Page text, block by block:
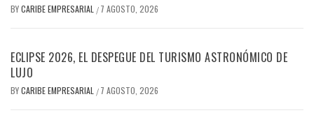
BYCARIBE EMPRESARIAL / 7 AGOSTO, 2026
ECLIPSE 2026, EL DESPEGUE DEL TURISMO ASTRONÓMICO DE
LUJO
BYCARIBE EMPRESARIAL / 7 AGOSTO, 2026